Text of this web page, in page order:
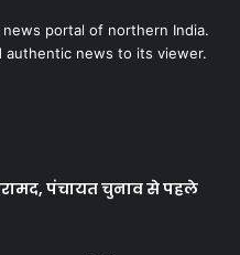
portal of northern India.
authentic news to its viewer.
पंचायत चुनाव से पहले